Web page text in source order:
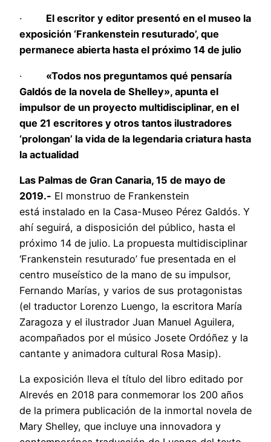
· El escritor y editor presentó en el museo la
exposición ‘Frankenstein resuturado’, que
permanece abierta hasta el próximo 14 de julio
· «Todos nos preguntamos qué pensaría
Galdós de la novela de Shelley», apunta el
impulsor de un proyecto multidisciplinar, en el
que 21 escritores y otros tantos ilustradores
‘prolongan’ la vida de la legendaria criatura hasta
la actualidad
Las Palmas de Gran Canaria, 15 de mayo de
2019.- El monstruo de Frankenstein
está instalado en la Casa-Museo Pérez Galdós. Y
ahí seguirá, a disposición del público, hasta el
próximo 14 de julio. La propuesta multidisciplinar
‘Frankenstein resuturado’ fue presentada en el
centro museístico de la mano de su impulsor,
Fernando Marías, y varios de sus protagonistas
(el traductor Lorenzo Luengo, la escritora María
Zaragoza y el ilustrador Juan Manuel Aguilera,
acompañados por el músico Josete Ordóñez y la
cantante y animadora cultural Rosa Masip).
La exposición lleva el título del libro editado por
Alrevés en 2018 para conmemorar los 200 años
de la primera publicación de la inmortal novela de
Mary Shelley, que incluye una innovadora y